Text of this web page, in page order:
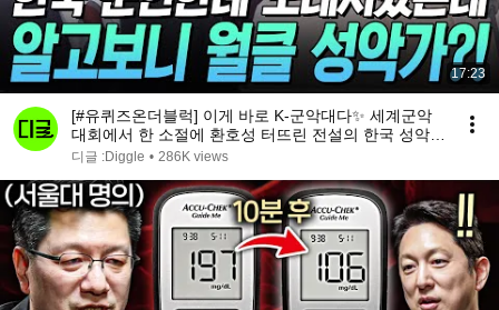
17:23
[#유퀴즈온더블럭] 이게 바로 K-군악대다✨ 세계군악
대회에서 한 소절에 환호성 터뜨린 전설의 한국 성악병
🎤
디글 :Diggle • 286K views